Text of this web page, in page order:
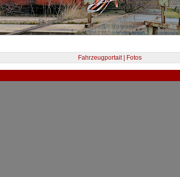
Fahrzeugportait | Fotos